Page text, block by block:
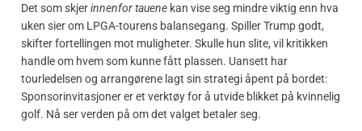
Det som skjerinnenfor tauene kan vise seg mindre viktig enn hva
uken sier om LPGA-tourens balansegang. Spiller Trump godt,
skifter fortellingen mot muligheter. Skulle hun slite, vil kritikken
handle om hvem som kunne fått plassen. Uansett har
tourledelsen og arrangørene lagt sin strategi åpent på bordet:
Sponsorinvitasjoner er et verktøy for å utvide blikket på kvinnelig
golf. Nå ser verden på om det valget betaler seg.